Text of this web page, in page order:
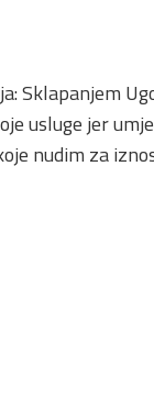
Sklapanjem
usluge jer
nudim za